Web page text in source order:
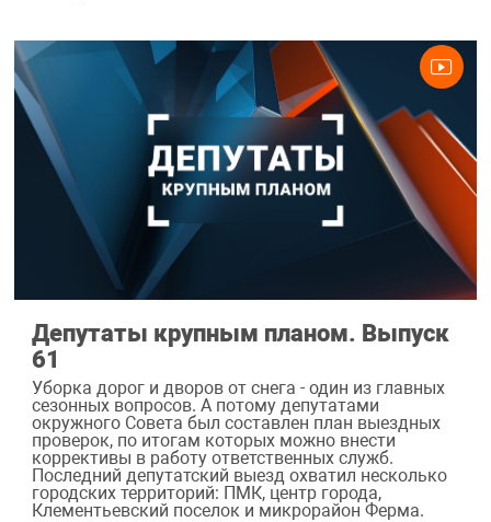
Депутаты крупным планом. Выпуск
61
Уборка дорог и дворов от снега - один из главных
сезонных вопросов. А потому депутатами
окружного Совета был составлен план выездных
проверок, по итогам которых можно внести
коррективы в работу ответственных служб.
Последний депутатский выезд охватил несколько
городских территорий: ПМК, центр города,
Клементьевский поселок и микрорайон Ферма.